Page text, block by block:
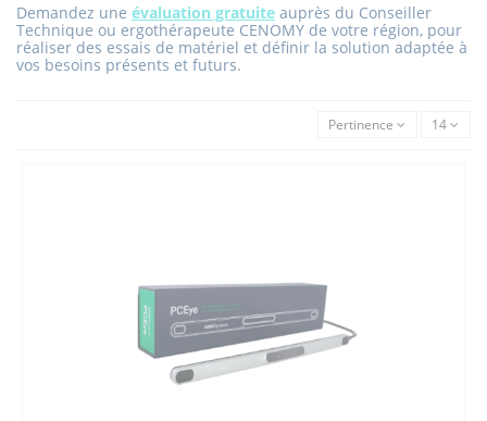
Demandez une évaluation gratuite auprès du Conseiller
Technique ou ergothérapeute CENOMY de votre région, pour
réaliser des essais de matériel et définir la solution adaptée à
vos besoins présents et futurs.
Pertinence 14